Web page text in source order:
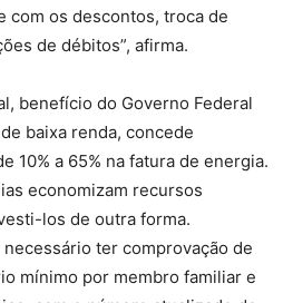
com os descontos, troca de
de débitos”, afirma.
benefício do Governo Federal
baixa renda, concede
10% a 65% na fatura de energia.
economizam recursos
los de outra forma.
ter comprovação de
mínimo por membro familiar e